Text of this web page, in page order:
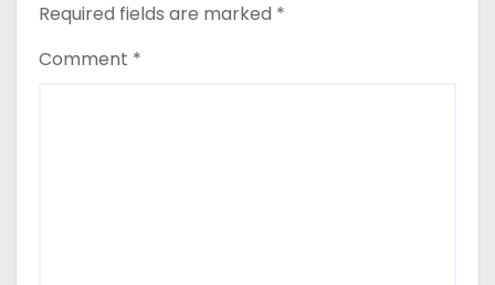
Required fields are marked *
Comment *